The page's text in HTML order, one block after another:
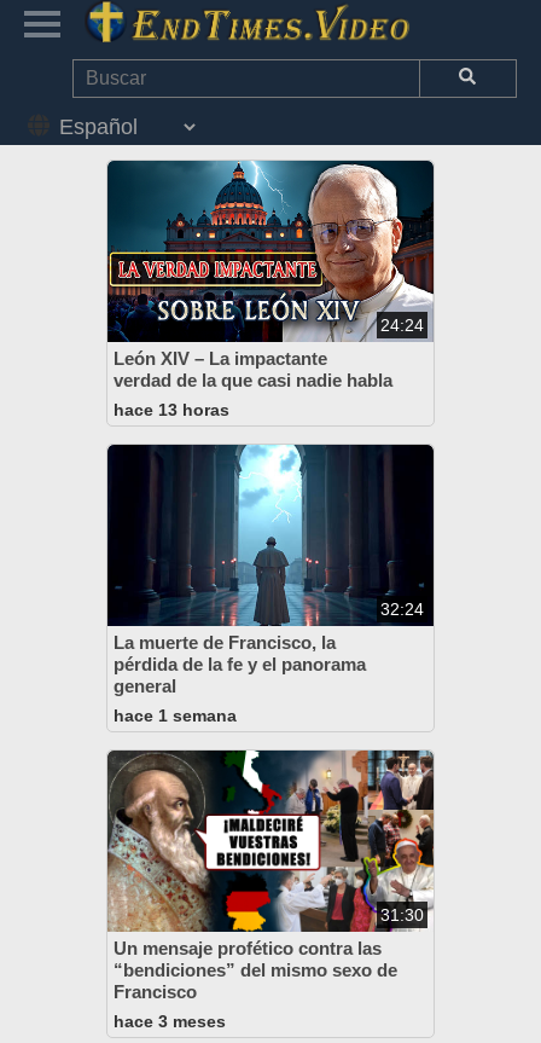
24:24
León XIV – La impactante
verdad de la que casi nadie habla
hace 13 horas
32:24
La muerte de Francisco, la
pérdida de la fe y el panorama
general
hace 1 semana
31:30
Un mensaje profético contra las
“bendiciones” del mismo sexo de
Francisco
hace 3 meses